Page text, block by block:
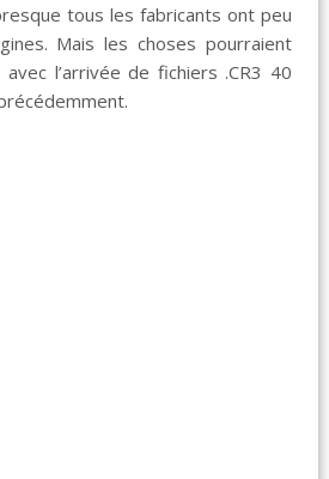
tous les fabricants ont peu
Mais les choses pourraient
avec l’arrivée de fichiers .CR3 40